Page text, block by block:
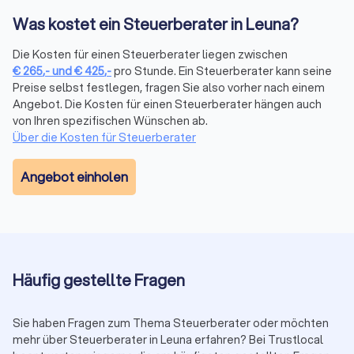
sich durch mehrere Merkmale aus:
Qualifikation und Spezialisierung:Die Bestellung durch die
Steuerberaterkammer ist die Grundvoraussetzung. Darüber
hinaus verfügen manche Berater über Zusatzqualifikationen
als Fachberater, etwa für Internationales Steuerrecht,
Unternehmensnachfolge oder spezifische Branchen. Prüfen
Sie, ob eine Spezialisierung zu Ihrer Situation passt.
Trustlocal zeigt Ihnen in den Profilen transparent, welche
Qualifikationen und Schwerpunkte jede Kanzlei mitbringt.
Proaktive Beratung statt reiner Abwicklung:
kommt mit Vorschlägen auf Sie zu, weist auf Fristen hin und
ohne unnötiges Fachchinesisch, klare Aussagen zu Kosten
und realistische Einschätzungen zu Ihrer Steuersituation
Digitalisierung und Erreichbarkeit:Moderne Arbeitsweise mit
digitaler Belegübermittlung, zeitgemäßer Software und
Was kostet ein Steuerberater in Leuna?
Die Kosten für einen Steuerberater liegen zwischen
€265,-und€425,-pro Stunde. Ein Steuerberater kann seine
Preise selbst festlegen, fragen Sie also vorher nach einem
Angebot. Die Kosten für einen Steuerberater hängen auch
von Ihren spezifischen Wünschen ab.
Über die Kosten für Steuerberater
Angebot einholen
Häufig gestellte Fragen
Sie haben Fragen zum Thema Steuerberater oder möchten
mehr über Steuerberater in Leuna erfahren? Bei Trustlocal